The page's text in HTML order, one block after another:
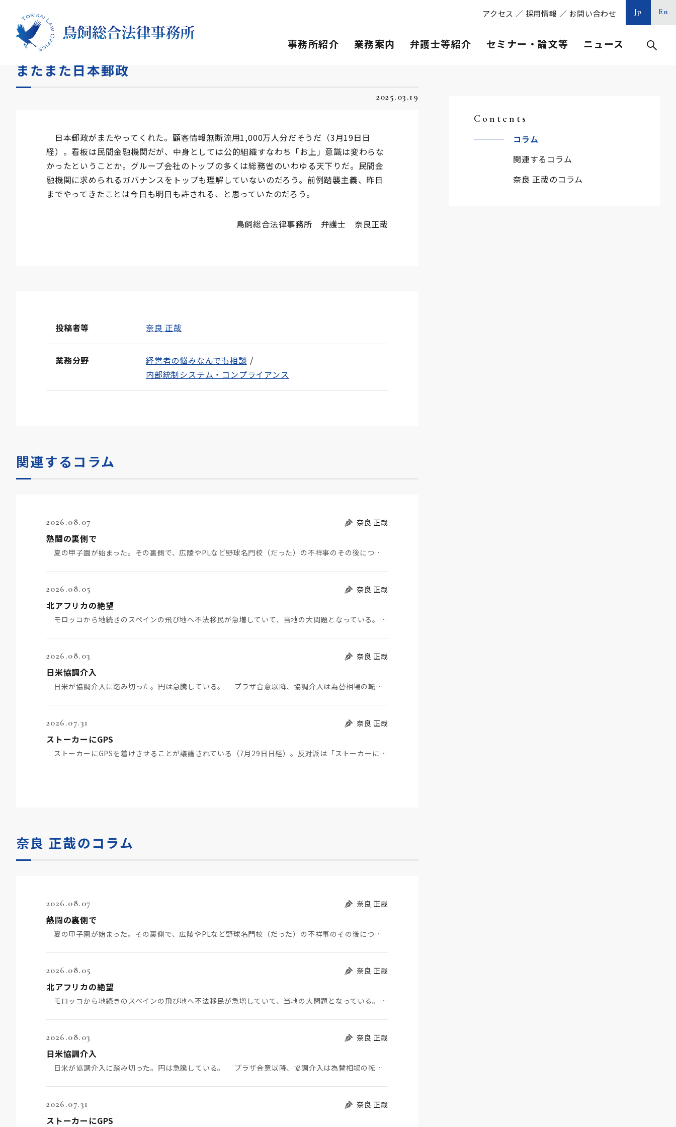
アクセス ／ 採用情報 ／ お問い合わせ Jp En
事務所紹介 業務案内 弁護士等紹介 セミナー・論文等 ニュース
HOME
またまた日本郵政
2025.03.19
日本郵政がまたやってくれた。顧客情報無断流用1,000万人分だそうだ（3月19日日
経）。看板は民間金融機関だが、中身としては公的組織すなわち「お上」意識は変わらな
かったということか。グループ会社のトップの多くは総務省のいわゆる天下りだ。民間金
融機関に求められるガバナンスをトップも理解していないのだろう。前例踏襲主義、昨日
までやってきたことは今日も明日も許される、と思っていたのだろう。
鳥飼総合法律事務所 弁護士 奈良正哉
投稿者等 奈良 正哉
業務分野
経営者の悩みなんでも相談
内部統制システム・コンプライアンス
関連するコラム
2026.08.07 奈良 正哉
熱闘の裏側で
夏の甲子園が始まった。その裏側で、広陵やPLなど野球名門校（だった）の不祥事のその後について、「熱…
2026.08.05 奈良 正哉
北アフリカの絶望
モロッコから地続きのスペインの飛び地へ不法移民が急増していて、当地の大問題となっている。「海を泳い…
2026.08.03 奈良 正哉
日米協調介入
日米が協調介入に踏み切った。円は急騰している。 プラザ合意以降、協調介入は為替相場の転機になって…
2026.07.31 奈良 正哉
ストーカーにGPS
ストーカーにGPSを着けさせることが議論されている（7月29日日経）。反対派は「ストーカーにも人権…
奈良 正哉のコラム
2026.08.07 奈良 正哉
熱闘の裏側で
夏の甲子園が始まった。その裏側で、広陵やPLなど野球名門校（だった）の不祥事のその後について、「熱…
2026.08.05 奈良 正哉
北アフリカの絶望
モロッコから地続きのスペインの飛び地へ不法移民が急増していて、当地の大問題となっている。「海を泳い…
2026.08.03 奈良 正哉
日米協調介入
日米が協調介入に踏み切った。円は急騰している。 プラザ合意以降、協調介入は為替相場の転機になって…
2026.07.31 奈良 正哉
ストーカーにGPS
Contents
コラム
関連するコラム
奈良 正哉のコラム